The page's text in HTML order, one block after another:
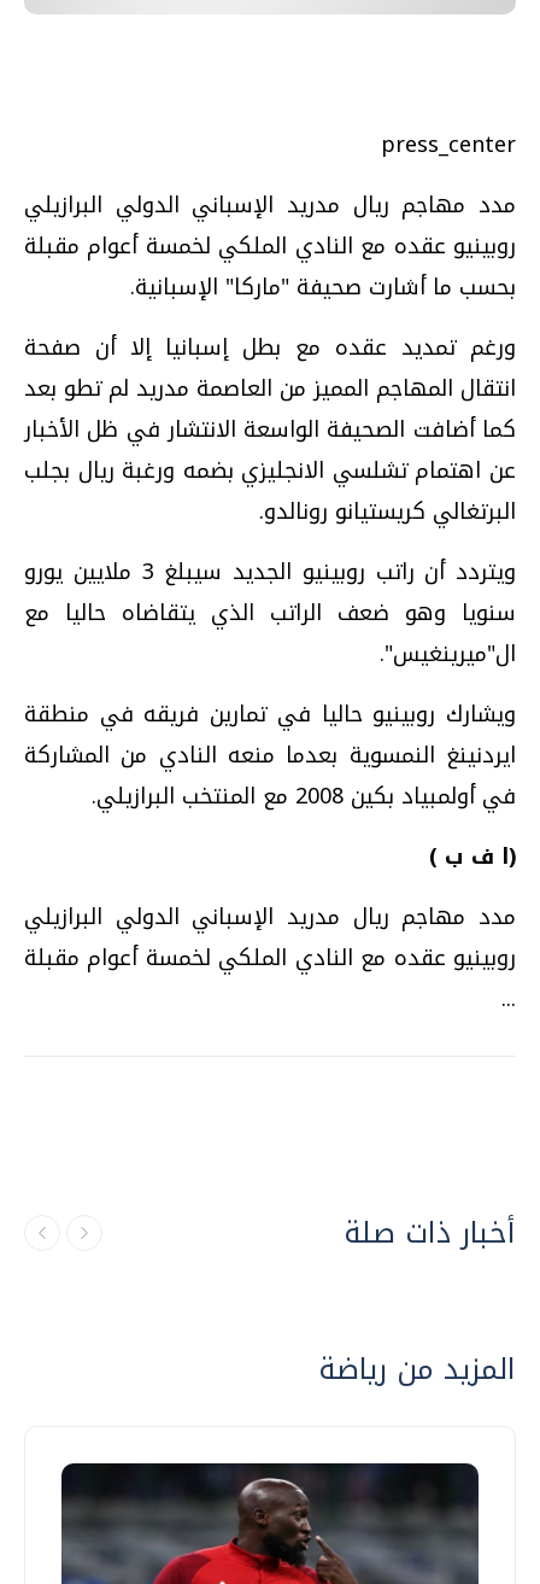
press_center
مدد مهاجم ريال مدريد الإسباني الدولي البرازيلي
روبينيو عقده مع النادي الملكي لخمسة أعوام مقبلة
بحسب ما أشارت صحيفة "ماركا" الإسبانية.
ورغم تمديد عقده مع بطل إسبانيا إلا أن صفحة
انتقال المهاجم المميز من العاصمة مدريد لم تطو بعد
كما أضافت الصحيفة الواسعة الانتشار في ظل الأخبار
عن اهتمام تشلسي الانجليزي بضمه ورغبة ريال بجلب
البرتغالي كريستيانو رونالدو.
ويتردد أن راتب روبينيو الجديد سيبلغ 3 ملايين يورو
سنويا وهو ضعف الراتب الذي يتقاضاه حاليا مع
ال"ميرينغيس".
ويشارك روبينيو حاليا في تمارين فريقه في منطقة
ايردنينغ النمسوية بعدما منعه النادي من المشاركة
في أولمبياد بكين 2008 مع المنتخب البرازيلي.
(ا ف ب )
مدد مهاجم ريال مدريد الإسباني الدولي البرازيلي
روبينيو عقده مع النادي الملكي لخمسة أعوام مقبلة
...
أخبار ذات صلة
المزيد من رياضة